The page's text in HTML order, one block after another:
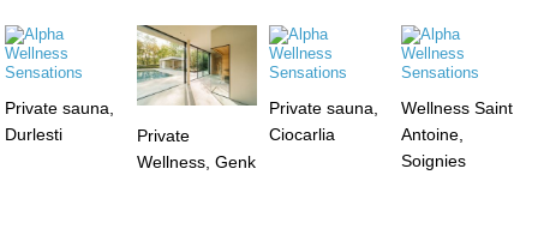
Private sauna,
Durlesti
Private
Wellness, Genk
Private sauna,
Ciocarlia
Wellness Saint
Antoine,
Soignies